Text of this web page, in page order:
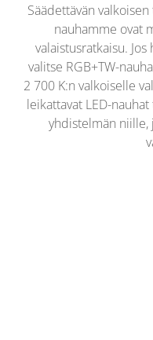
Säädettävän
nauhamme ovat
valaistusratkaisu.
valitse RGB+TW-
2 700 K:n valkoiselle
leikattavat LED-
yhdistelmän niille,